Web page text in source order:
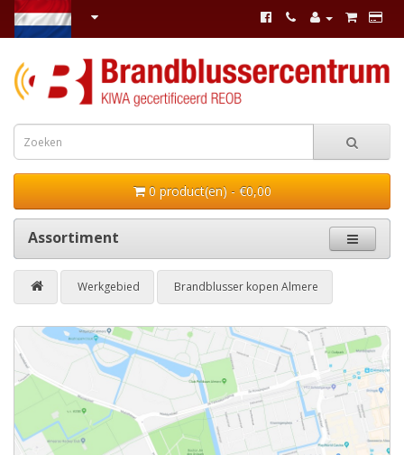
0 product(en) - €0,00
Assortiment
Werkgebied Brandblusser kopen Almere